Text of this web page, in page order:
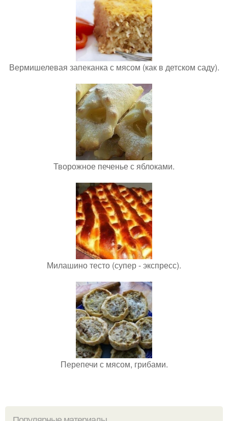
Вермишелевая запеканка с мясом (как в детском саду).
Творожное печенье с яблоками.
Милашино тесто (супер - экспресс).
Перепечи с мясом, грибами.